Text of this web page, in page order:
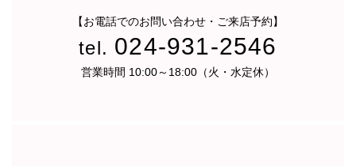
【お電話でのお問い合わせ・ご来店予約】
tel. 024-931-2546
営業時間 10:00～18:00（火・水定休）